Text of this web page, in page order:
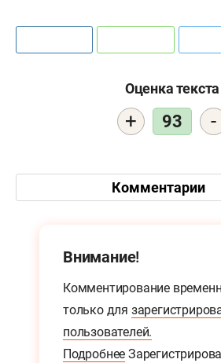
Оценка текста
+ 93 -
Комментарии
Внимание!
Комментирование
только для
пользователей.
Подробнее